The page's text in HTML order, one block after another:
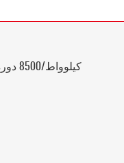
2.3 كيلوواط/8500 دورة في الدقيقة